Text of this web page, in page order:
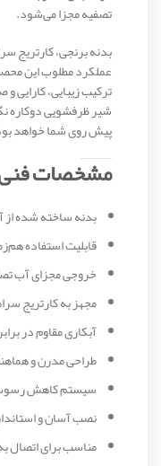
تصفیه مجزا می‌شود.
بدنه برنجی، کارتریج
عملکرد مطلوب این
ترکیب زیبایی،
شیر ظرفشویی دوکاره
پیش روی شما خواهد
مشخصات فنی
بدنه ساخته شده از
قابلیت استفاده
خروجی مجزای آب
مجهز به کارتریج
آبکاری مقاوم در
طراحی مدرن و
سیستم کاهش
نصب آسان و
مناسب برای اتصال